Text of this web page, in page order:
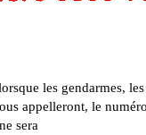
les gendarmes,
appelleront, le
sera